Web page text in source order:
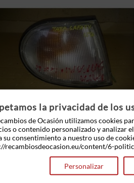
Delantero Izquierdo Tata Safari I
(1997-2005)...
Precio
20,00 €

la privacidad de los
de Ocasión utilizamos cookies
o contenido personalizado y analizar
su consentimiento a nuestro uso de
recambiosdeocasion.eu/content/6-
Personalizar